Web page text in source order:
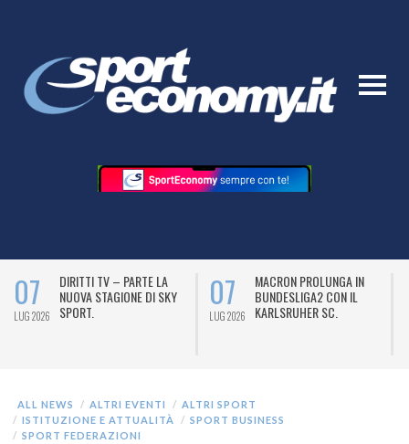
07
LUG 2026
DIRITTI TV – PARTE LA
NUOVA STAGIONE DI SKY
SPORT.
07
LUG 2026
MACRON PROLUNGA IN
BUNDESLIGA2 CON IL
KARLSRUHER SC.
ALL NEWS ALTRI EVENTI
ALTRI SPORT
ISTITUZIONE E ATTUALITÀ
SPORT BUSINESS
SPORT FEDERAZIONI